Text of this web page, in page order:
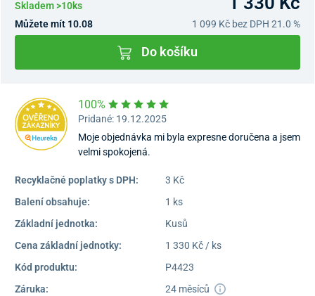
Skladem >10ks
Můžete mít 10.08 1 099 Kč bez DPH 21.0 %
Do košíku
100%
Pridané: 19.12.2025
Moje objednávka mi byla expresne doručena a jsem
velmi spokojená.
Recyklačné poplatky s DPH:
3 Kč
Balení obsahuje:
1 ks
Základní jednotka:
Kusů
Cena základní jednotky:
1 330 Kč / ks
Kód produktu:
P4423
Záruka:
24 měsíců